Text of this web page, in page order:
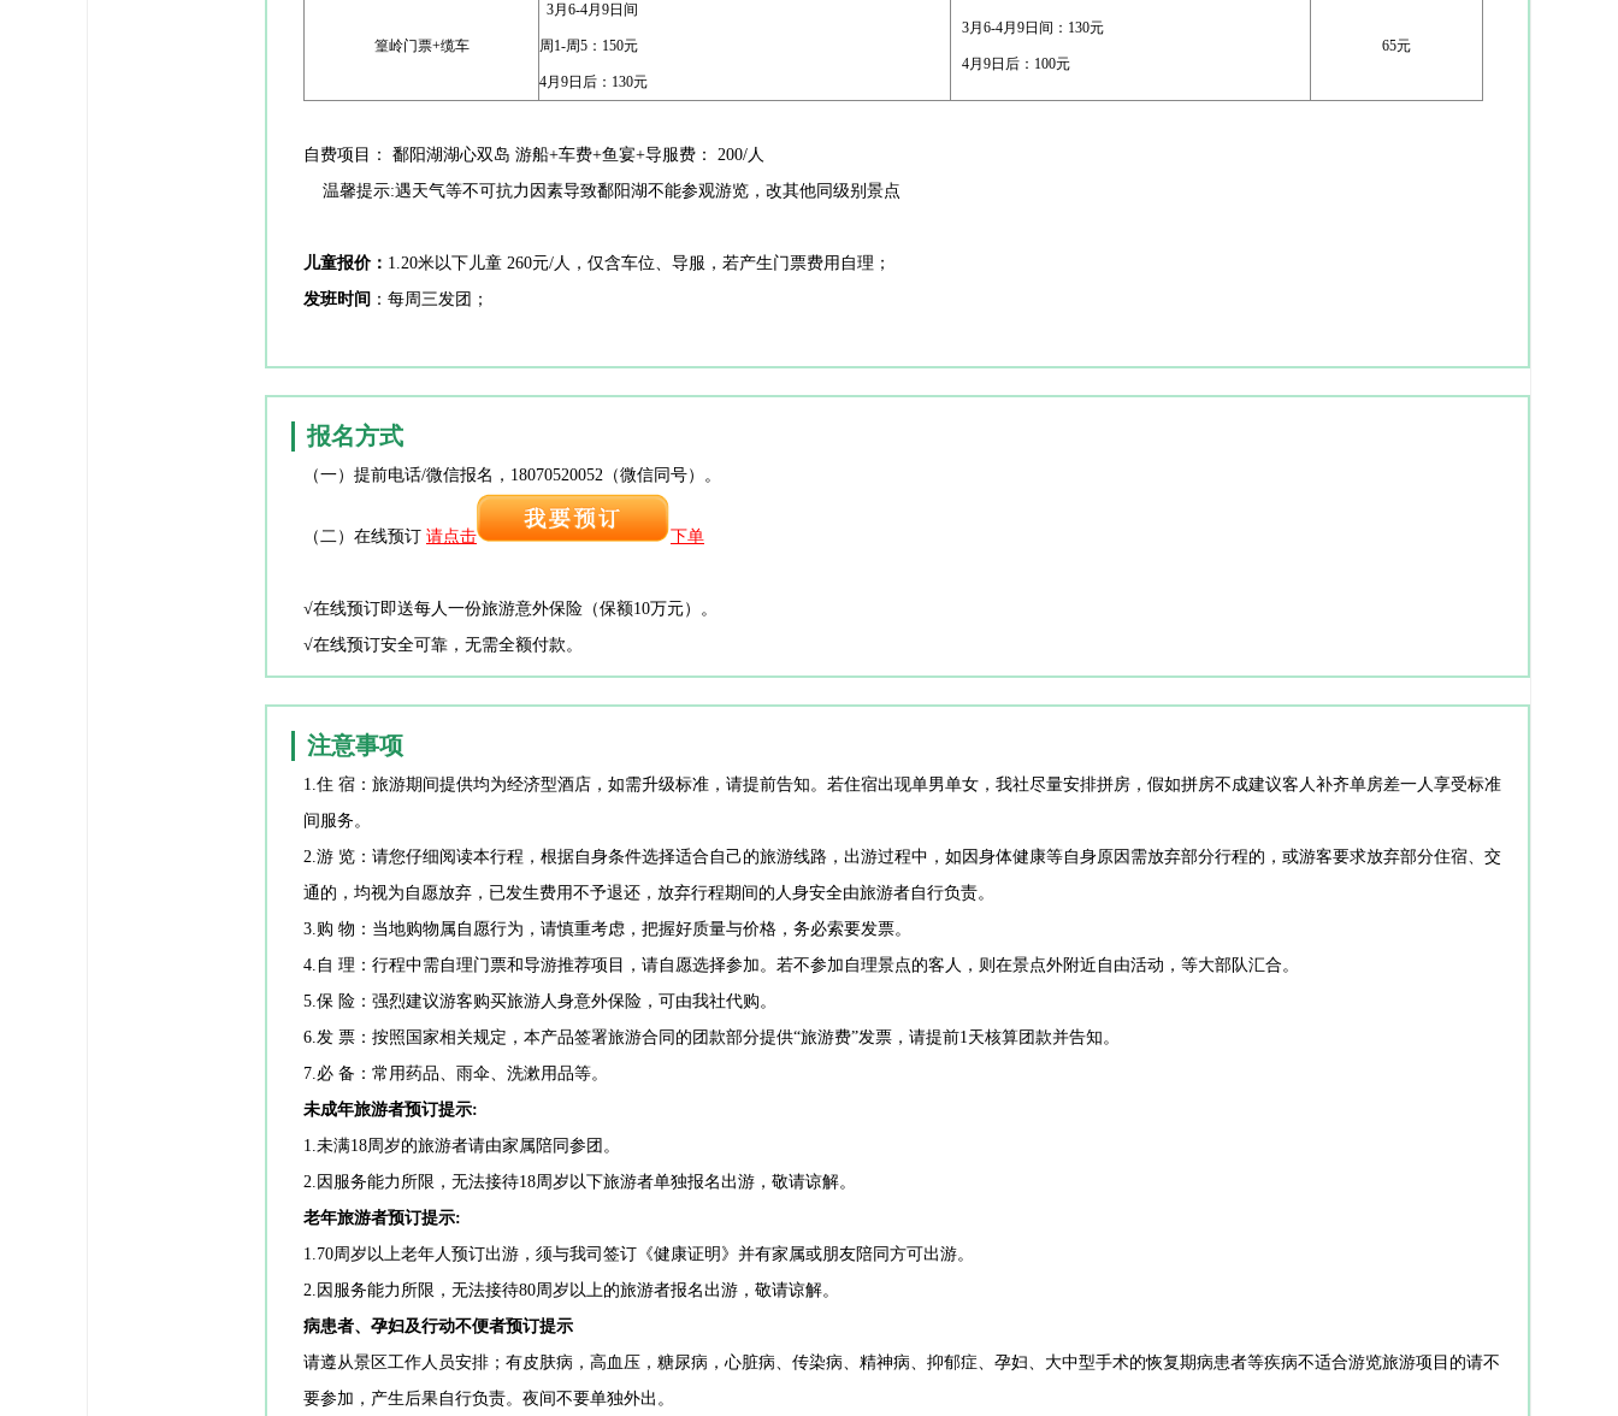
篁岭门票+缆车
3月6-4月9日间
周1-周5：150元
4月9日后：130元
3月6-4月9日间：130元
4月9日后：100元
65元
自费项目： 鄱阳湖湖心双岛 游船+车费+鱼宴+导服费： 200/人
温馨提示:遇天气等不可抗力因素导致鄱阳湖不能参观游览，改其他同级别景点
儿童报价： 1.20米以下儿童 260元/人，仅含车位、导服，若产生门票费用自理；
发班时间 ：每周三发团；
报名方式
（一）提前电话/微信报名，18070520052（微信同号）。
（二）在线预订 请点击 下单
√在线预订即送每人一份旅游意外保险（保额10万元）。
√在线预订安全可靠，无需全额付款。
注意事项
1.住 宿：旅游期间提供均为经济型酒店，如需升级标准，请提前告知。若住宿出现单男单女，我社尽量安排拼房，假如拼房不成建议客人补齐单房差一人享受标准
间服务。
2.游 览：请您仔细阅读本行程，根据自身条件选择适合自己的旅游线路，出游过程中，如因身体健康等自身原因需放弃部分行程的，或游客要求放弃部分住宿、交
通的，均视为自愿放弃，已发生费用不予退还，放弃行程期间的人身安全由旅游者自行负责。
3.购 物：当地购物属自愿行为，请慎重考虑，把握好质量与价格，务必索要发票。
4.自 理：行程中需自理门票和导游推荐项目，请自愿选择参加。若不参加自理景点的客人，则在景点外附近自由活动，等大部队汇合。
5.保 险：强烈建议游客购买旅游人身意外保险，可由我社代购。
6.发 票：按照国家相关规定，本产品签署旅游合同的团款部分提供“旅游费”发票，请提前1天核算团款并告知。
7.必 备：常用药品、雨伞、洗漱用品等。
未成年旅游者预订提示:
1.未满18周岁的旅游者请由家属陪同参团。
2.因服务能力所限，无法接待18周岁以下旅游者单独报名出游，敬请谅解。
老年旅游者预订提示:
1.70周岁以上老年人预订出游，须与我司签订《健康证明》并有家属或朋友陪同方可出游。
2.因服务能力所限，无法接待80周岁以上的旅游者报名出游，敬请谅解。
病患者、孕妇及行动不便者预订提示
请遵从景区工作人员安排；有皮肤病，高血压，糖尿病，心脏病、传染病、精神病、抑郁症、孕妇、大中型手术的恢复期病患者等疾病不适合游览旅游项目的请不
要参加，产生后果自行负责。夜间不要单独外出。